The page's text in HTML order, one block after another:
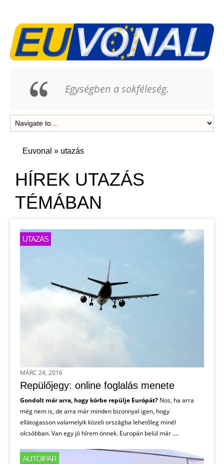
Egységben a sokféleség.
Euvonal » utazás
HÍREK UTAZÁS
TÉMÁBAN
UTAZÁS
MÁRC 24, 2016
Repülőjegy: online foglalás menete
Gondolt már arra, hogy körbe repülje Európát? Nos, ha arra
még nem is, de arra már minden bizonnyal igen, hogy
ellátogasson valamelyik közeli országba lehetőleg minél
olcsóbban. Van egy jó hírem önnek. Europán belül már ....
AUTÓIPAR